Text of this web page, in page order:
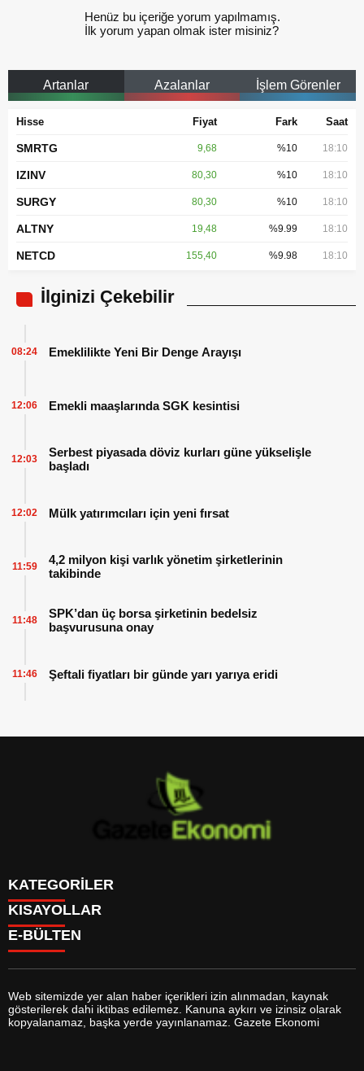
Henüz bu içeriğe yorum yapılmamış.
İlk yorum yapan olmak ister misiniz?
Artanlar Azalanlar İşlem Görenler
Hisse Fiyat Fark Saat
SMRTG 9,68 %10 18:10
IZINV 80,30 %10 18:10
SURGY 80,30 %10 18:10
ALTNY 19,48 %9.99 18:10
NETCD 155,40 %9.98 18:10
İlginizi Çekebilir
Emeklilikte Yeni Bir Denge Arayışı
08:24
Emekli maaşlarında SGK kesintisi
12:06
Serbest piyasada döviz kurları güne yükselişle
başladı
12:03
Mülk yatırımcıları için yeni fırsat
12:02
4,2 milyon kişi varlık yönetim şirketlerinin
takibinde
11:59
SPK’dan üç borsa şirketinin bedelsiz
başvurusuna onay
11:48
Şeftali fiyatları bir günde yarı yarıya eridi
11:46
KATEGORİLER
GÜNDEM
DÜNYA
SİYASET
MAGAZİN
SAĞLIK
EĞİTİM
YAŞAM
KISAYOLLAR
BURÇLAR
FİKSTÜR
FİRMA EKLE
FİRMA REHBERİ
E-BÜLTEN
gazeteekonomi.com e-bültenine abone olarak, tarafınıza haber,
Web sitemizde yer alan haber içerikleri izin alınmadan, kaynak
gösterilerek dahi iktibas edilemez. Kanuna aykırı ve izinsiz olarak
kopyalanamaz, başka yerde yayınlanamaz. Gazete Ekonomi